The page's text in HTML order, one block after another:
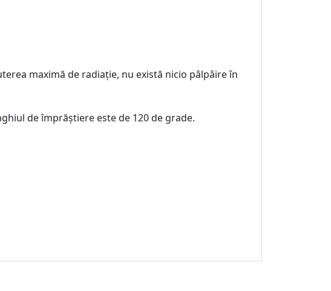
maximă de radiație, nu există nicio pâlpâire în
de împrăștiere este de 120 de grade.